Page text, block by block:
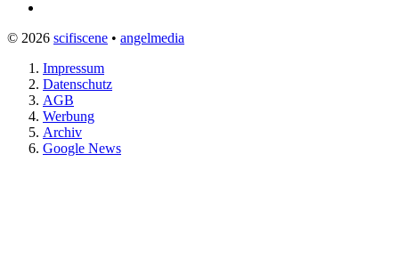
© 2026 scifiscene • angelmedia
Impressum
Datenschutz
AGB
Werbung
Archiv
Google News